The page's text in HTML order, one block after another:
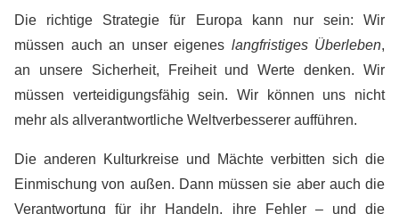
Die richtige Strategie für Europa kann nur sein: Wir
müssen auch an unser eigenes langfristiges Überleben,
an unsere Sicherheit, Freiheit und Werte denken. Wir
müssen verteidigungsfähig sein. Wir können uns nicht
mehr als allverantwortliche Weltverbesserer aufführen.
Die anderen Kulturkreise und Mächte verbitten sich die
Einmischung von außen. Dann müssen sie aber auch die
Verantwortung für ihr Handeln, ihre Fehler – und die